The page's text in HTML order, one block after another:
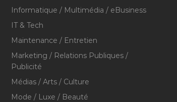
Informatique / Multimédia / eBusiness
IT & Tech
Maintenance / Entretien
Marketing / Relations Publiques /
Publicité
Médias / Arts / Culture
Mode / Luxe / Beauté